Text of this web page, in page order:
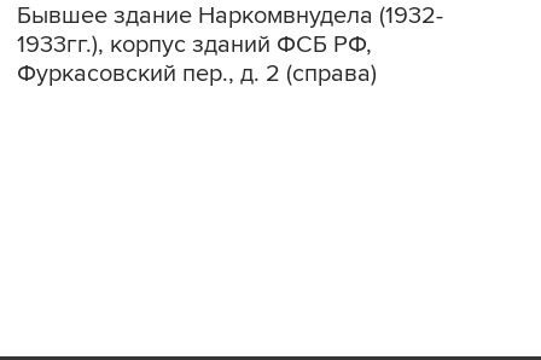
Бывшее здание Наркомвнудела (1932-
1933гг.), корпус зданий ФСБ РФ,
Фуркасовский пер., д. 2 (справа)